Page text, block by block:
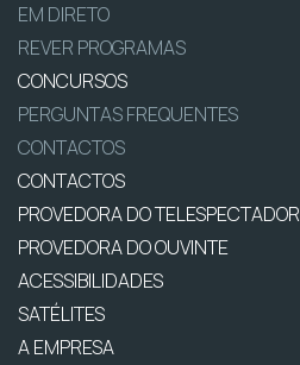
EM DIRETO
REVER PROGRAMAS
CONCURSOS
PERGUNTAS FREQUENTES
CONTACTOS
CONTACTOS
PROVEDORA DO TELESPECTADOR
PROVEDORA DO OUVINTE
ACESSIBILIDADES
SATÉLITES
A EMPRESA